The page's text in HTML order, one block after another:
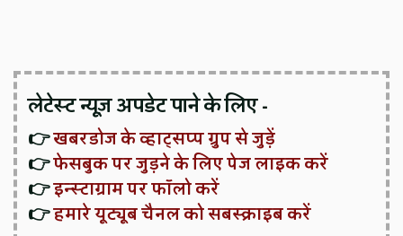
लेटेस्ट न्यूज़ अपडेट पाने के लिए -
👉खबरडोज के व्हाट्सप्प ग्रुप से जुड़ें
👉फेसबुक पर जुड़ने के लिए पेज लाइक करें
👉इन्स्टाग्राम पर फॉलो करें
👉हमारे यूट्यूब चैनल को सबस्क्राइब करें